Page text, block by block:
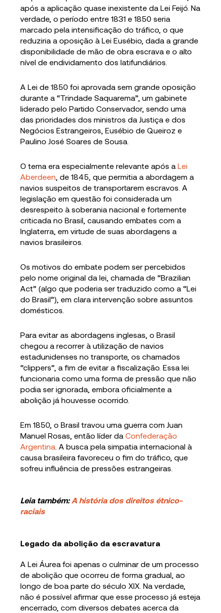
após a aplicação quase inexistente da Lei Feijó. Na
verdade, o período entre 1831 e 1850 seria
marcado pela intensificação do tráfico, o que
reduziria a oposição à Lei Eusébio, dada a grande
disponibilidade de mão de obra escrava e o alto
nível de endividamento dos latifundiários.
A Lei de 1850 foi aprovada sem grande oposição
durante a “Trindade Saquarema”, um gabinete
liderado pelo Partido Conservador, sendo uma
das prioridades dos ministros da Justiça e dos
Negócios Estrangeiros, Eusébio de Queiroz e
Paulino José Soares de Sousa.
O tema era especialmente relevante após aLei
Aberdeen , de 1845, que permitia a abordagem a
navios suspeitos de transportarem escravos. A
legislação em questão foi considerada um
desrespeito à soberania nacional e fortemente
criticada no Brasil, causando embates com a
Inglaterra, em virtude de suas abordagens a
navios brasileiros.
Os motivos do embate podem ser percebidos
pelo nome original da lei, chamada de “Brazilian
Act” (algo que poderia ser traduzido como a “Lei
do Brasil”), em clara intervenção sobre assuntos
domésticos.
Para evitar as abordagens inglesas, o Brasil
chegou a recorrer à utilização de navios
estadunidenses no transporte, os chamados
“clippers”, a fim de evitar a fiscalização. Essa lei
funcionaria como uma forma de pressão que não
podia ser ignorada, embora oficialmente a
abolição já houvesse ocorrido.
Em 1850, o Brasil travou uma guerra com Juan
Manuel Rosas, então líder daConfederação
Argentina . A busca pela simpatia internacional à
causa brasileira favoreceu o fim do tráfico, que
sofreu influência de pressões estrangeiras.
Leia também: A história dos direitos étnico-
raciais
Legado da abolição da escravatura
A Lei Áurea foi apenas o culminar de um processo
de abolição que ocorreu de forma gradual, ao
longo de boa parte do século XIX. Na verdade,
não é possível afirmar que esse processo já esteja
encerrado, com diversos debates acerca da